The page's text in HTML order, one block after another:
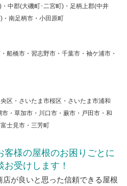
中郡(大磯町･二宮町)・足柄上郡(中井
・南足柄市・小田原町
船橋市・習志野市・千葉市・袖ケ浦市・
区・さいたま市桜区・さいたま市浦和
・草加市・川口市・蕨市・戸田市・和
士見市・三芳町
客様の屋根のお困りごとに
受けします！
が良いと思った信頼できる屋根